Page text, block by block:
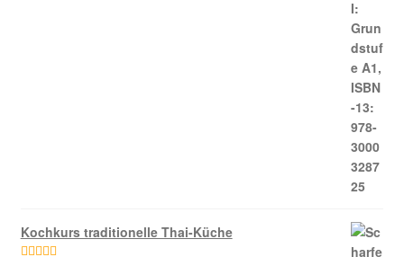
Kochkurs traditionelle Thai-Küche